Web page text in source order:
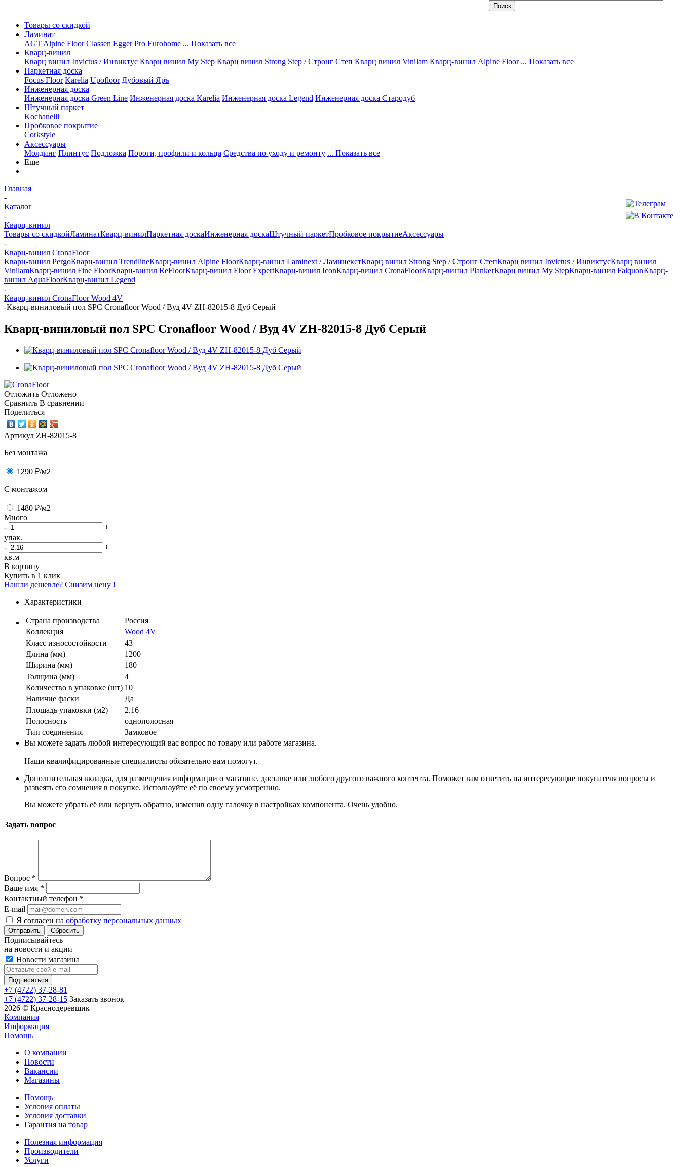
Товары со скидкой
Ламинат
AGT Alpine Floor Classen Egger Pro Eurohome ... Показать все
Кварц-винил
Кварц винил Invictus / Инвиктус Кварц винил My Step Кварц винил Strong Step / Стронг Степ Кварц винил Vinilam Кварц-винил Alpine Floor ... Показать все
Паркетная доска
Focus Floor Karelia Upofloor Дубовый Яръ
Инженерная доска
Инженерная доска Green Line Инженерная доска Karelia Инженерная доска Legend Инженерная доска Стародуб
Штучный паркет
Kochanelli
Пробковое покрытие
Corkstyle
Аксессуары
Молдинг Плинтус Подложка Пороги, профили и кольца Средства по уходу и ремонту ... Показать все
Еще
Главная
-
Каталог
-
Кварц-винил
Товары со скидкойЛаминатКварц-винилПаркетная доскаИнженерная доскаШтучный паркетПробковое покрытиеАксессуары
-
Кварц-винил CronaFloor
Кварц-винил PergoКварц-винил TrendlineКварц-винил Alpine FloorКварц-винил Laminext / ЛаминекстКварц винил Strong Step / Стронг СтепКварц винил Invictus / ИнвиктусКварц винил
VinilamКварц-винил Fine FloorКварц-винил ReFloorКварц-винил Floor ExpertКварц-винил IconКварц-винил CronaFloorКварц-винил PlankerКварц винил My StepКварц-винил FalquonКварц-
винил AquaFloorКварц-винил Legend
-
Кварц-винил CronaFloor Wood 4V
-Кварц-виниловый пол SPC Cronafloor Wood / Вуд 4V ZH-82015-8 Дуб Серый
Кварц-виниловый пол SPC Cronafloor Wood / Вуд 4V ZH-82015-8 Дуб Серый
Отложить Отложено
Сравнить В сравнении
Поделиться
Артикул ZH-82015-8
Без монтажа
1290 ₽/м2
C монтажом
1480 ₽/м2
Много
-
+
упак.
-
+
кв.м
В корзину
Купить в 1 клик
Нашли дешевле? Снизим цену !
Характеристики
Страна производства
Россия
Коллекция
Wood 4V
Класс износостойкости
43
Длина (мм)
1200
Ширина (мм)
180
Толщина (мм)
4
Количество в упаковке (шт) 10
Наличие фаски
Да
Площадь упаковки (м2)
2.16
Полосность
однополосная
Тип соединения
Замковое
Вы можете задать любой интересующий вас вопрос по товару или работе магазина.
Наши квалифицированные специалисты обязательно вам помогут.
Дополнительная вкладка, для размещения информации о магазине, доставке или любого другого важного контента. Поможет вам ответить на интересующие покупателя вопросы и
развеять его сомнения в покупке. Используйте её по своему усмотрению.
Вы можете убрать её или вернуть обратно, изменив одну галочку в настройках компонента. Очень удобно.
Задать вопрос
Вопрос *
Ваше имя *
Контактный телефон *
E-mail
Я согласен на обработку персональных данных
Сбросить
Подписывайтесь
на новости и акции
Новости магазина
+7 (4722) 37-28-81
+7 (4722) 37-28-15 Заказать звонок
2026 © Краснодеревщик
Компания
Информация
Помощь
О компании
Новости
Вакансии
Магазины
Помощь
Условия оплаты
Условия доставки
Гарантия на товар
Полезная информация
Производители
Услуги